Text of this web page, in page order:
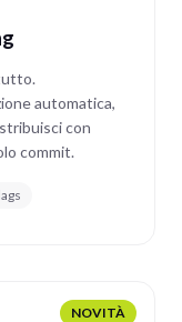
automatica,
con
commit.
NOVITÀ